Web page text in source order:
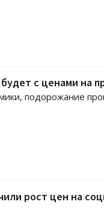
с ценами на
подорожание
рост цен на